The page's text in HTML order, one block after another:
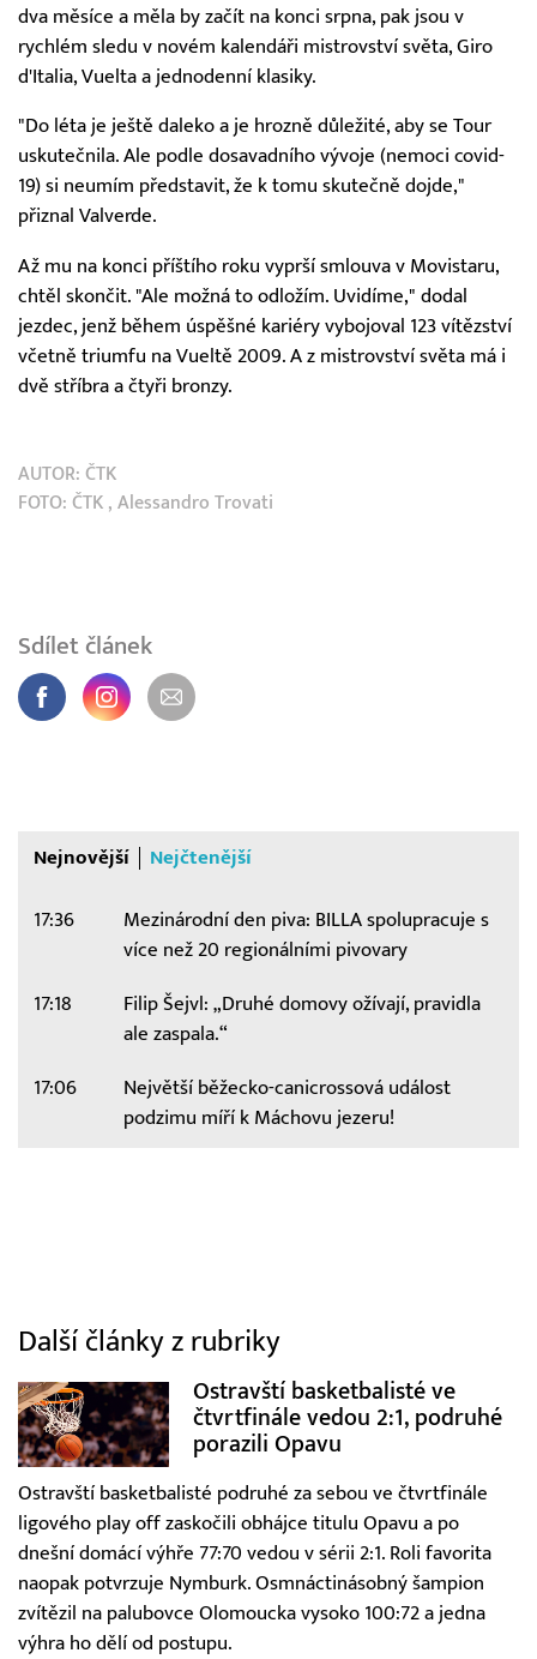
dva měsíce a měla by začít na konci srpna, pak jsou v
rychlém sledu v novém kalendáři mistrovství světa, Giro
d'Italia, Vuelta a jednodenní klasiky.
"Do léta je ještě daleko a je hrozně důležité, aby se Tour
uskutečnila. Ale podle dosavadního vývoje (nemoci covid-
19) si neumím představit, že k tomu skutečně dojde,"
přiznal Valverde.
Až mu na konci příštího roku vyprší smlouva v Movistaru,
chtěl skončit. "Ale možná to odložím. Uvidíme," dodal
jezdec, jenž během úspěšné kariéry vybojoval 123 vítězství
včetně triumfu na Vueltě 2009. A z mistrovství světa má i
dvě stříbra a čtyři bronzy.
AUTOR: ČTK
FOTO: ČTK , Alessandro Trovati
Sdílet článek
Nejnovější Nejčtenější
17:36
Mezinárodní den piva: BILLA spolupracuje s
více než 20 regionálními pivovary
17:18
Filip Šejvl: „Druhé domovy ožívají, pravidla
ale zaspala.“
17:06
Největší běžecko-canicrossová událost
podzimu míří k Máchovu jezeru!
Další články z rubriky
Ostravští basketbalisté ve
čtvrtfinále vedou 2:1, podruhé
porazili Opavu
Ostravští basketbalisté podruhé za sebou ve čtvrtfinále
ligového play off zaskočili obhájce titulu Opavu a po
dnešní domácí výhře 77:70 vedou v sérii 2:1. Roli favorita
naopak potvrzuje Nymburk. Osmnáctinásobný šampion
zvítězil na palubovce Olomoucka vysoko 100:72 a jedna
výhra ho dělí od postupu.